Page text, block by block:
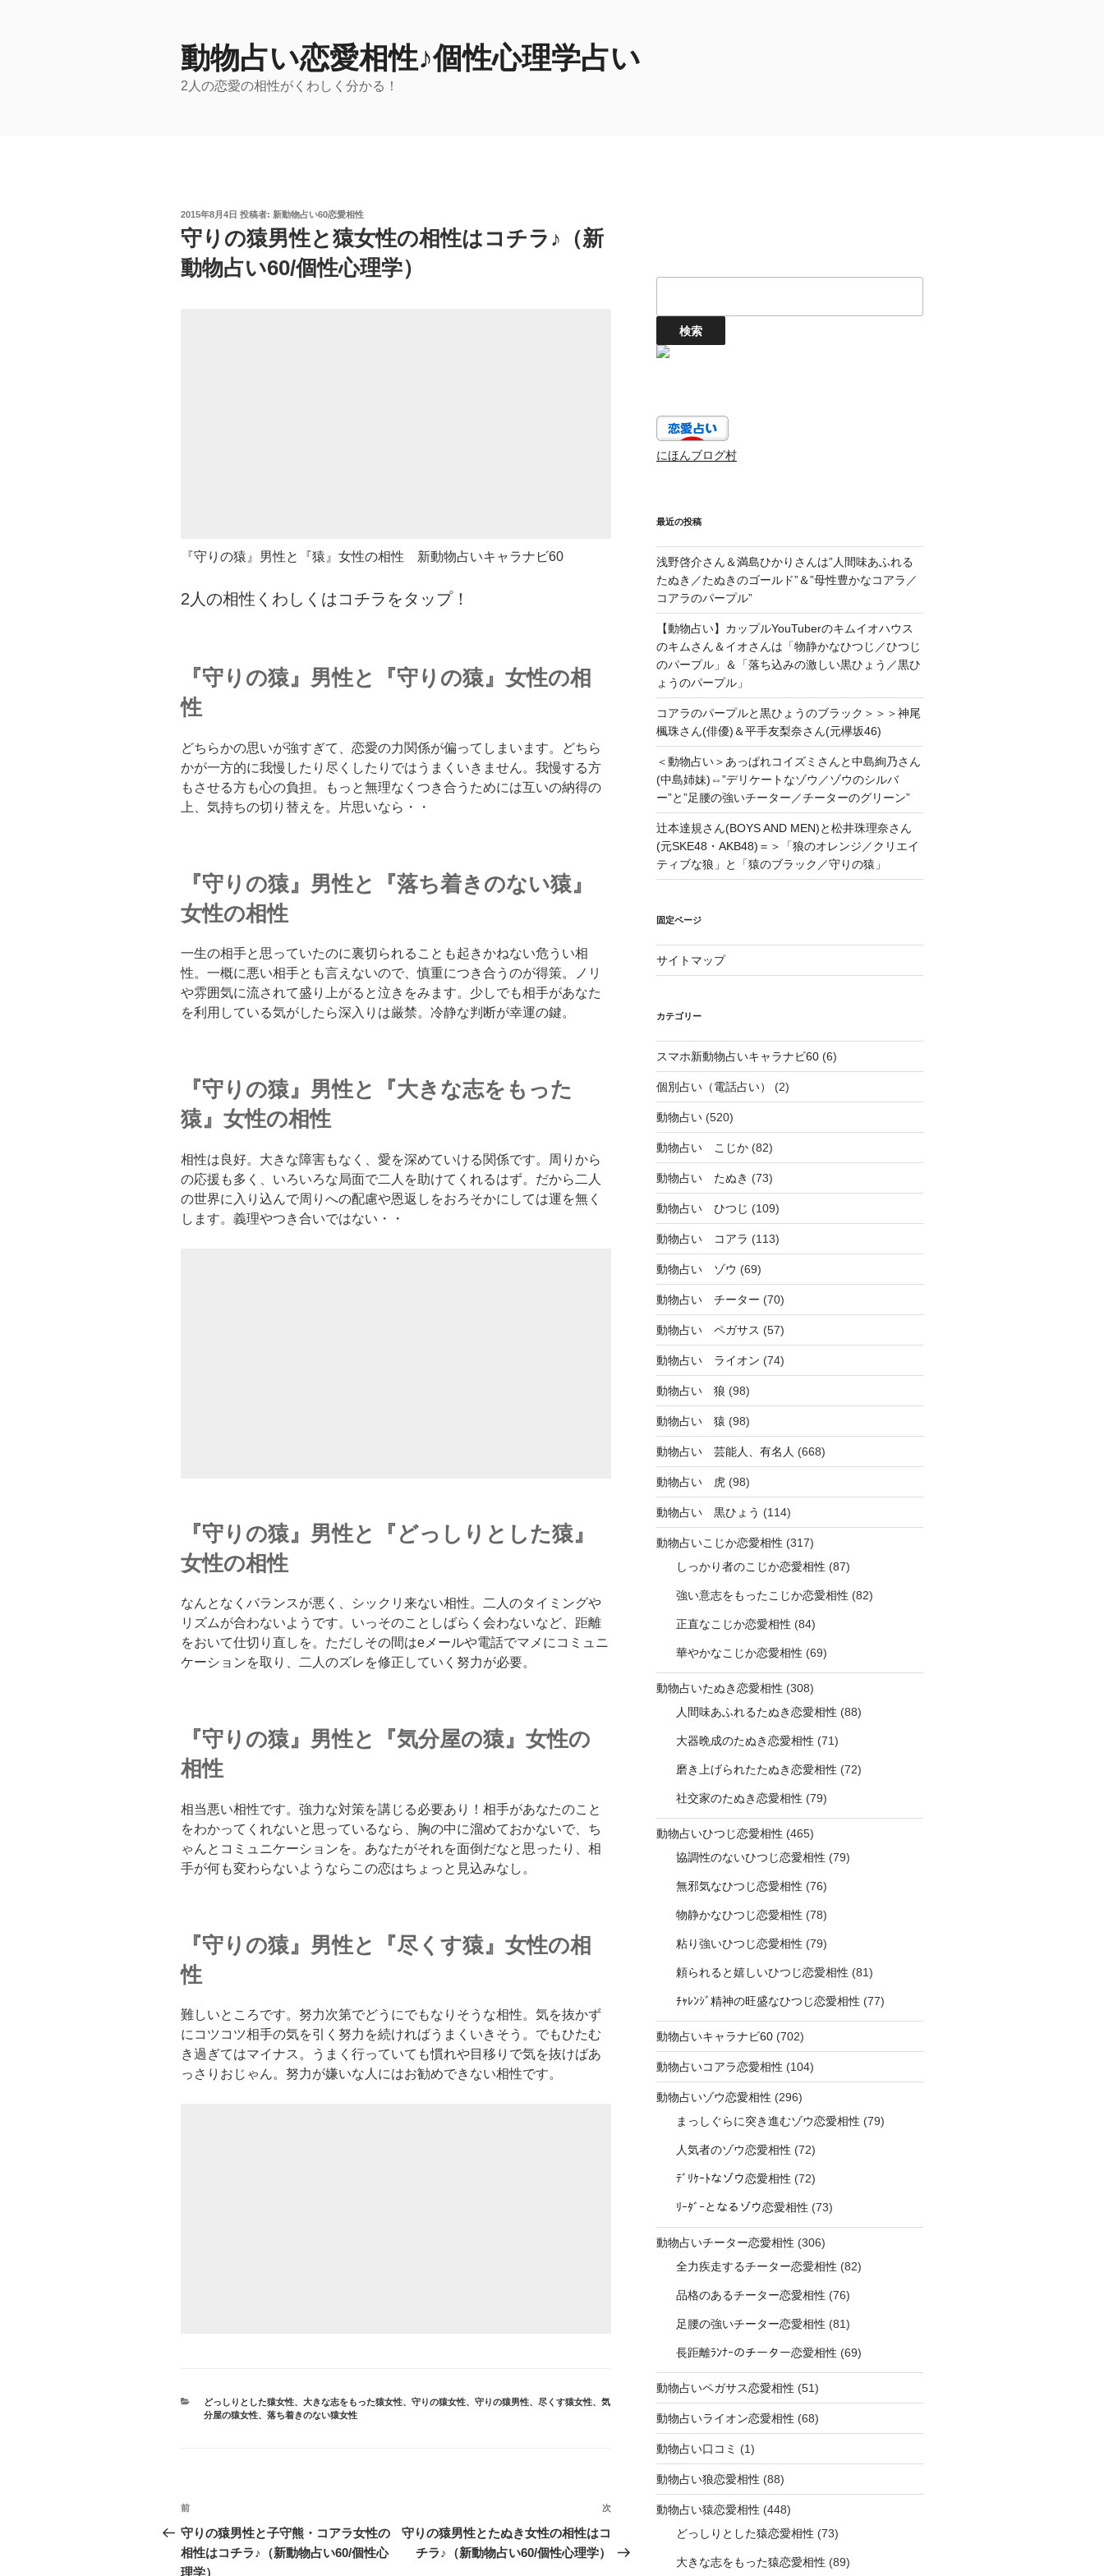
動物占い恋愛相性♪個性心理学占い
2人の恋愛の相性がくわしく分かる！
投
稿
日:
2015年8月4日 投稿者: 新動物占い60恋愛相性
守りの猿男性と猿女性の相性はコチラ♪（新
動物占い60/個性心理学）
『守りの猿』男性と『猿』女性の相性 新動物占いキャラナビ60
2人の相性くわしくはコチラをタップ！
『守りの猿』男性と『守りの猿』女性の相
性
どちらかの思いが強すぎて、恋愛の力関係が偏ってしまいます。どちら
かが一方的に我慢したり尽くしたりではうまくいきません。我慢する方
もさせる方も心の負担。もっと無理なくつき合うためには互いの納得の
上、気持ちの切り替えを。片思いなら・・
『守りの猿』男性と『落ち着きのない猿』
女性の相性
一生の相手と思っていたのに裏切られることも起きかねない危うい相
性。一概に悪い相手とも言えないので、慎重につき合うのが得策。ノリ
や雰囲気に流されて盛り上がると泣きをみます。少しでも相手があなた
を利用している気がしたら深入りは厳禁。冷静な判断が幸運の鍵。
『守りの猿』男性と『大きな志をもった
猿』女性の相性
相性は良好。大きな障害もなく、愛を深めていける関係です。周りから
の応援も多く、いろいろな局面で二人を助けてくれるはず。だから二人
の世界に入り込んで周りへの配慮や恩返しをおろそかにしては運を無く
します。義理やつき合いではない・・
『守りの猿』男性と『どっしりとした猿』
女性の相性
なんとなくバランスが悪く、シックリ来ない相性。二人のタイミングや
リズムが合わないようです。いっそのことしばらく会わないなど、距離
をおいて仕切り直しを。ただしその間はeメールや電話でマメにコミュニ
ケーションを取り、二人のズレを修正していく努力が必要。
『守りの猿』男性と『気分屋の猿』女性の
相性
相当悪い相性です。強力な対策を講じる必要あり！相手があなたのこと
をわかってくれないと思っているなら、胸の中に溜めておかないで、ち
ゃんとコミュニケーションを。あなたがそれを面倒だなと思ったり、相
手が何も変わらないようならこの恋はちょっと見込みなし。
『守りの猿』男性と『尽くす猿』女性の相
性
難しいところです。努力次第でどうにでもなりそうな相性。気を抜かず
にコツコツ相手の気を引く努力を続ければうまくいきそう。でもひたむ
き過ぎてはマイナス。うまく行っていても慣れや目移りで気を抜けばあ
っさりおじゃん。努力が嫌いな人にはお勧めできない相性です。
カ
テ
どっしりとした猿女性、 大きな志をもった猿女性、 守りの猿女性、 守りの猿男性、 尽くす猿女性、 気
分屋の猿女性、 落ち着きのない猿女性
投
稿
ナ
前
の
投
稿
前
守りの猿男性と子守熊・コアラ女性の
相性はコチラ♪（新動物占い60/個性心
理学）
次
投
次
守りの猿男性とたぬき女性の相性はコ
チラ♪（新動物占い60/個性心理学）
にほんブログ村
最近の投稿
浅野啓介さん＆満島ひかりさんは”人間味あふれる
たぬき／たぬきのゴールド”＆”母性豊かなコアラ／
コアラのパープル”
【動物占い】カップルYouTuberのキムイオハウス
のキムさん＆イオさんは「物静かなひつじ／ひつじ
のパープル」＆「落ち込みの激しい黒ひょう／黒ひ
ょうのパープル」
コアラのパープルと黒ひょうのブラック＞＞＞神尾
楓珠さん(俳優)＆平手友梨奈さん(元欅坂46)
＜動物占い＞あっぱれコイズミさんと中島絢乃さん
(中島姉妹)⇔”デリケートなゾウ／ゾウのシルバ
ー”と”足腰の強いチーター／チーターのグリーン”
辻本達規さん(BOYS AND MEN)と松井珠理奈さん
(元SKE48・AKB48)＝＞「狼のオレンジ／クリエイ
ティブな狼」と「猿のブラック／守りの猿」
固定ページ
サイトマップ
カテゴリー
スマホ新動物占いキャラナビ60(6)
個別占い（電話占い） (2)
動物占い(520)
動物占い こじか(82)
動物占い たぬき (73)
動物占い ひつじ (109)
動物占い コアラ (113)
動物占い ゾウ (69)
動物占い チーター (70)
動物占い ペガサス (57)
動物占い ライオン (74)
動物占い 狼 (98)
動物占い 猿 (98)
動物占い 芸能人、有名人 (668)
動物占い 虎(98)
動物占い 黒ひょう (114)
動物占いこじか恋愛相性 (317)
しっかり者のこじか恋愛相性 (87)
強い意志をもったこじか恋愛相性 (82)
正直なこじか恋愛相性 (84)
華やかなこじか恋愛相性 (69)
動物占いたぬき恋愛相性 (308)
人間味あふれるたぬき恋愛相性 (88)
大器晩成のたぬき恋愛相性 (71)
磨き上げられたたぬき恋愛相性 (72)
社交家のたぬき恋愛相性 (79)
動物占いひつじ恋愛相性 (465)
協調性のないひつじ恋愛相性 (79)
無邪気なひつじ恋愛相性 (76)
物静かなひつじ恋愛相性 (78)
粘り強いひつじ恋愛相性 (79)
頼られると嬉しいひつじ恋愛相性 (81)
ﾁｬﾚﾝｼﾞ精神の旺盛なひつじ恋愛相性 (77)
動物占いキャラナビ60(702)
動物占いコアラ恋愛相性 (104)
動物占いゾウ恋愛相性 (296)
まっしぐらに突き進むゾウ恋愛相性 (79)
人気者のゾウ恋愛相性 (72)
ﾃﾞﾘｹｰﾄなゾウ恋愛相性 (72)
ﾘｰﾀﾞｰとなるゾウ恋愛相性 (73)
動物占いチーター恋愛相性 (306)
全力疾走するチーター恋愛相性 (82)
品格のあるチーター恋愛相性 (76)
足腰の強いチーター恋愛相性 (81)
長距離ﾗﾝﾅｰのチーター恋愛相性 (69)
動物占いペガサス恋愛相性 (51)
動物占いライオン恋愛相性 (68)
動物占い口コミ (1)
動物占い狼恋愛相性 (88)
動物占い猿恋愛相性 (448)
どっしりとした猿恋愛相性 (73)
大きな志をもった猿恋愛相性 (89)